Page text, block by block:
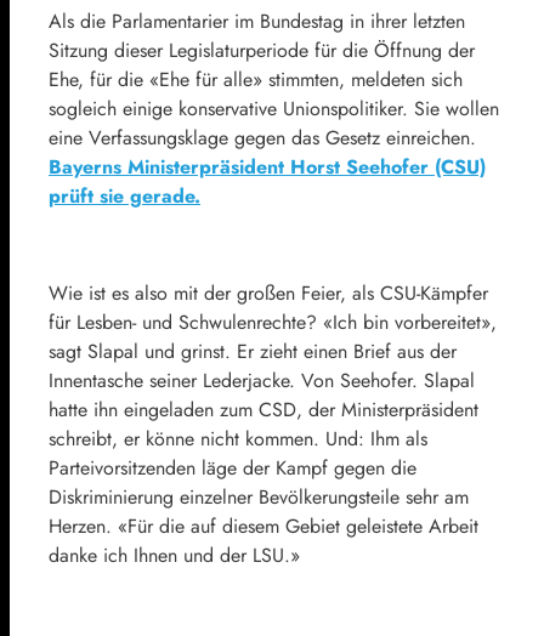
Als die Parlamentarier im Bundestag in ihrer letzten
Sitzung dieser Legislaturperiode für die Öffnung der
Ehe, für die «Ehe für alle» stimmten, meldeten sich
sogleich einige konservative Unionspolitiker. Sie wollen
eine Verfassungsklage gegen das Gesetz einreichen.
Bayerns Ministerpräsident Horst Seehofer (CSU)
prüft sie gerade.
Wie ist es also mit der großen Feier, als CSU-Kämpfer
für Lesben- und Schwulenrechte? «Ich bin vorbereitet»,
sagt Slapal und grinst. Er zieht einen Brief aus der
Innentasche seiner Lederjacke. Von Seehofer. Slapal
hatte ihn eingeladen zum CSD, der Ministerpräsident
schreibt, er könne nicht kommen. Und: Ihm als
Parteivorsitzenden läge der Kampf gegen die
Diskriminierung einzelner Bevölkerungsteile sehr am
Herzen. «Für die auf diesem Gebiet geleistete Arbeit
danke ich Ihnen und der LSU.»